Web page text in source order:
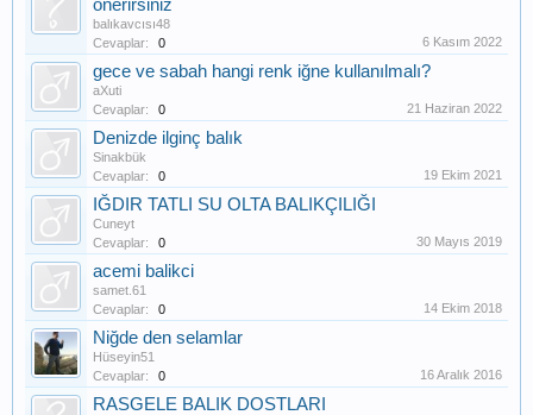
önerirsiniz
balıkavcısı48
Cevaplar:
0 6 Kasım 2022
gece ve sabah hangi renk iğne kullanılmalı?
aXuti
Cevaplar:
0 21 Haziran 2022
Denizde ilginç balık
Sinakbük
Cevaplar:
0 19 Ekim 2021
IĞDIR TATLI SU OLTA BALIKÇILIĞI
Cuneyt
Cevaplar:
0 30 Mayıs 2019
acemi balikci
samet.61
Cevaplar:
0 14 Ekim 2018
Niğde den selamlar
Hüseyin51
Cevaplar:
0 16 Aralık 2016
RASGELE BALIK DOSTLARI